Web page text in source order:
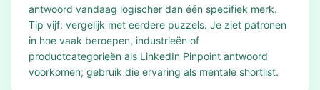
antwoord vandaag logischer dan één specifiek merk.
Tip vijf: vergelijk met eerdere puzzels. Je ziet patronen
in hoe vaak beroepen, industrieën of
productcategorieën als LinkedIn Pinpoint antwoord
voorkomen; gebruik die ervaring als mentale shortlist.